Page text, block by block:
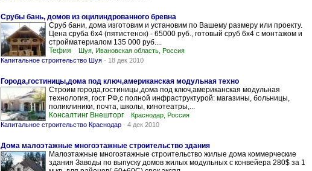
Срубы бань, домов из оцилиндрованного бревна
Сруб бани, дома изготовим и установим по Вашему размеру или проекту.
Цена сруба 6х4 (пятистенок) - 65000 руб., готовый сруб 6х4 с монтажом и
стройматериалом 135 000 руб....
Тефия
Шуя, Ивановская область, Россия
Капитальное строительство Шуя - 18 дек 2010
Города,гостиницы,дома под ключ,американская модульная техно
Строим города,гостиницы,дома под ключ,американская модульная
технология, гост РФ,с полной инфраструктурой: магазины, больницы,
поликлиники, почта, школы, кинотеатры,...
Консалтинг Внешторг
Краснодар, Россия
Капитальное строительство Краснодар - 4 дек 2010
Дома малоэтажные многоэтажные строительство здания
Малоэтажные многоэтажные строительство жилые дома коммерческие
здания Заводы по выпуску домов жилых модульных с конвейера 280$ за 1